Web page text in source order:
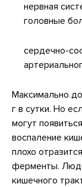
нервная
головные
сердечно-
Максимально
г в сутки. Но
могут
воспаление
плохо
ферменты.
кишечного